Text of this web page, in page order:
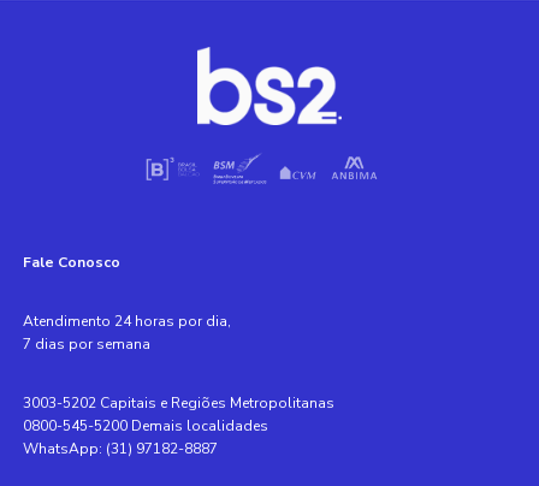
Fale Conosco
Atendimento 24 horas por dia,
7 dias por semana
3003-5202 Capitais e Regiões Metropolitanas
0800-545-5200 Demais localidades
WhatsApp: (31) 97182-8887